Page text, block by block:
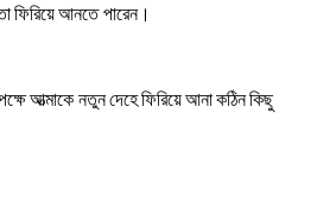
ফিরিয়ে আনতে পারেন।
আত্মাকে নতুন দেহে ফিরিয়ে আনা কঠিন কিছু